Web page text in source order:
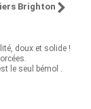
Brighton
doux et solide !
le seul bémol .